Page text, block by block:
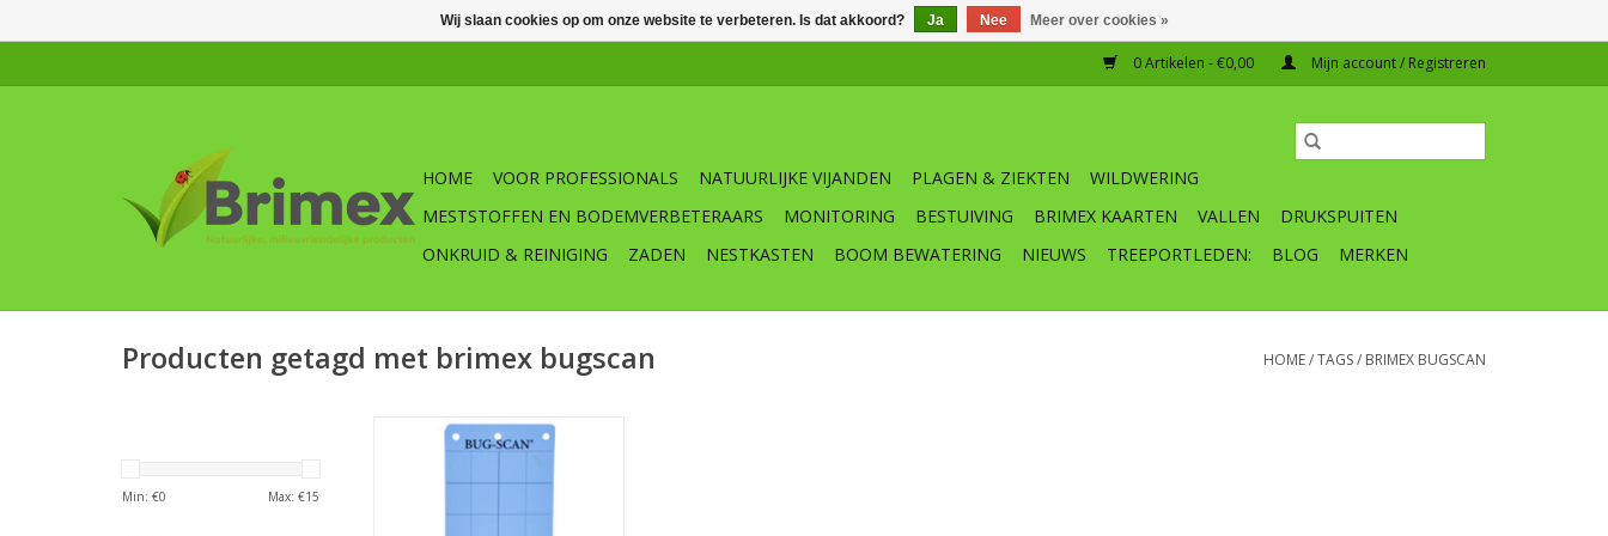
0 Artikelen - €0,00 Mijn account / Registreren
HOME VOOR PROFESSIONALS NATUURLIJKE VIJANDEN PLAGEN & ZIEKTEN
WILDWERING
MESTSTOFFEN EN BODEMVERBETERAARS
MONITORING BESTUIVING BRIMEX KAARTEN VALLEN
DRUKSPUITEN
ONKRUID & REINIGING
ZADEN NESTKASTEN BOOM BEWATERING NIEUWS TREEPORTLEDEN: BLOG MERKEN
Producten getagd met brimex bugscan HOME/TAGS/ BRIMEX BUGSCAN
Min: €0 Max: €15
Brimex Bug-Scan® vangstroken
Vangstrook blauw voor
Wij slaan cookies op om onze website te verbeteren. Is dat akkoord? Ja Nee Meer over cookies »